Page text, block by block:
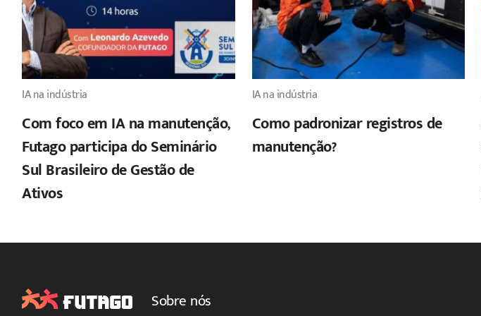
IA na indústria
Com foco em IA na manutenção,
Futago participa do Seminário
Sul Brasileiro de Gestão de
Ativos
IA na indústria
Como padronizar registros de
manutenção?
Sobre nós